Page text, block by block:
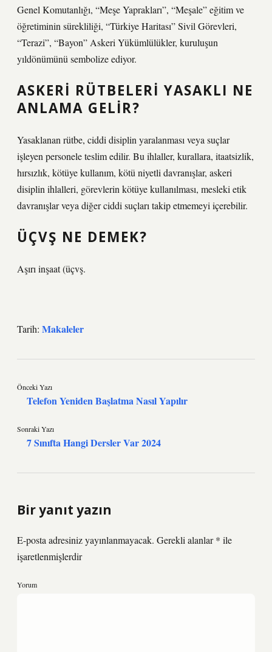
Genel Komutanlığı, “Meşe Yaprakları”, “Meşale” eğitim ve
öğretiminin sürekliliği, “Türkiye Haritası” Sivil Görevleri,
“Terazi”, “Bayon” Askeri Yükümlülükler, kuruluşun
yıldönümünü sembolize ediyor.
ASKERI RÜTBELERI YASAKLI NE
ANLAMA GELIR?
Yasaklanan rütbe, ciddi disiplin yaralanması veya suçlar
işleyen personele teslim edilir. Bu ihlaller, kurallara, itaatsizlik,
hırsızlık, kötüye kullanım, kötü niyetli davranışlar, askeri
disiplin ihlalleri, görevlerin kötüye kullanılması, mesleki etik
davranışlar veya diğer ciddi suçları takip etmemeyi içerebilir.
ÜÇVŞ NE DEMEK?
Aşırı inşaat (üçvş.
Tarih: Makaleler
Önceki Yazı
Telefon Yeniden Başlatma Nasıl Yapılır
Sonraki Yazı
7 Sınıfta Hangi Dersler Var 2024
Bir yanıt yazın
E-posta adresiniz yayınlanmayacak. Gerekli alanlar* ile
işaretlenmişlerdir
Yorum